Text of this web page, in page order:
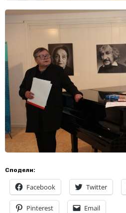
Сподели:
Facebook Twitter
Pinterest Email